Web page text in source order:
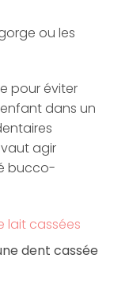
ou les
pour éviter
dans un
agir
bucco-
lait cassées
dent cassée